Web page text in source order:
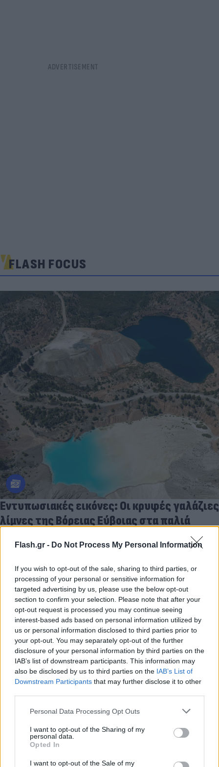
Flash.gr - Do Not Process My Personal Information
If you wish to opt-out of the sale, sharing to third parties, or
processing of your personal or sensitive information for
targeted advertising by us, please use the below opt-out
section to confirm your selection. Please note that after your
opt-out request is processed you may continue seeing
interest-based ads based on personal information utilized by
us or personal information disclosed to third parties prior to
your opt-out. You may separately opt-out of the further
disclosure of your personal information by third parties on the
IAB’s list of downstream participants. This information may
also be disclosed by us to third parties on the IAB’s List of
Downstream Participants that may further disclose it to other
Please note that this website/app uses one or more Google
not limited to your visit or usage behaviour. You may click to
grant or deny consent to Google and its third-party tags to
use your data for below specified purposes in below Google
consent section.
Personal Data Processing Opt Outs
I want to opt-out of the Sharing of my
personal data.
Opted In
I want to opt-out of the Sale of my
FLASH FOCUS
Εντυπωσιακές εικόνες: Οι κρυφές γαλάζιες
λίμνες της Βόρειας Εύβοιας στα παλιά